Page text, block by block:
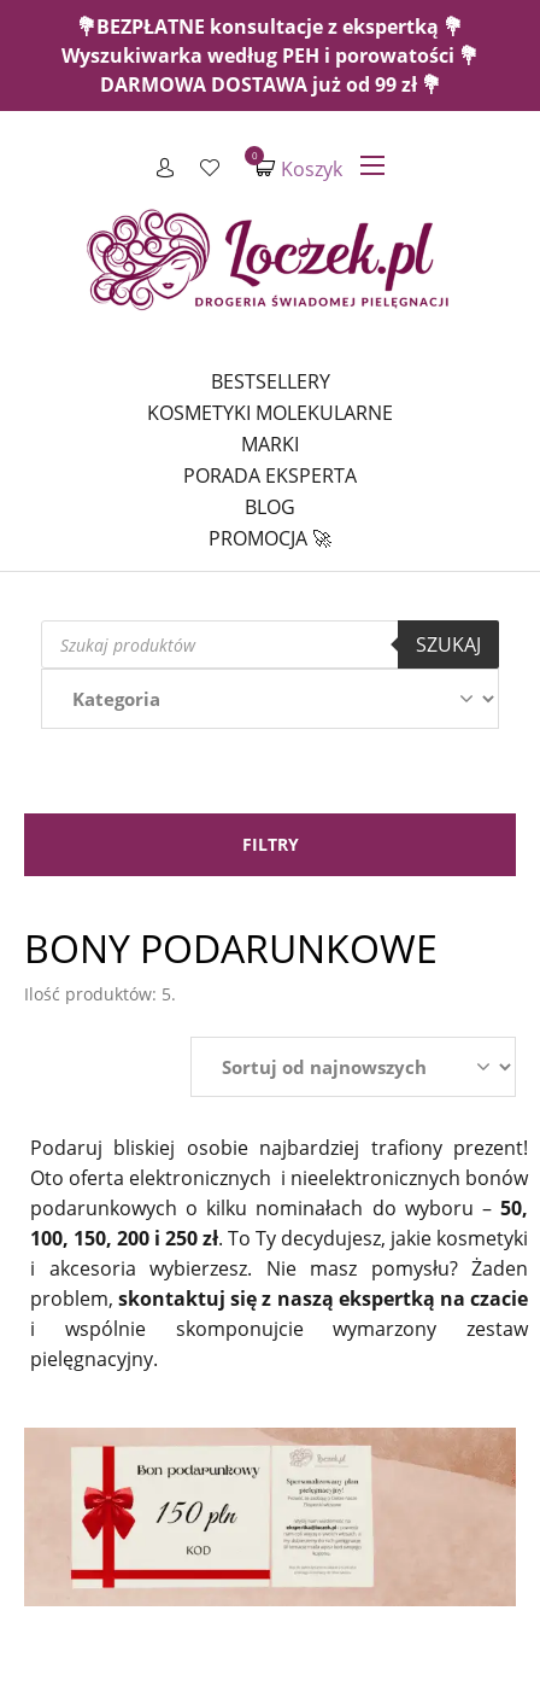
💐BEZPŁATNE konsultacje z ekspertką 💐
Wyszukiwarka według PEH i porowatości 💐
DARMOWA DOSTAWA już od 99 zł 💐
Koszyk
0
BESTSELLERY
KOSMETYKI MOLEKULARNE
MARKI
PORADA EKSPERTA
BLOG
PROMOCJA 🚀
Wyszukiwarka
produktów
SZUKAJ
FILTRY
BONY PODARUNKOWE
Ilość produktów: 5.
Podaruj bliskiej osobie najbardziej trafiony prezent!
Oto oferta elektronicznych i nieelektronicznych bonów
podarunkowych o kilku nominałach do wyboru – 50,
100, 150, 200 i 250 zł. To Ty decydujesz, jakie kosmetyki
i akcesoria wybierzesz. Nie masz pomysłu? Żaden
problem,skontaktuj się z naszą ekspertką na czacie
i wspólnie skomponujcie wymarzony zestaw
pielęgnacyjny.